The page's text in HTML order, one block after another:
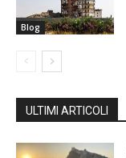
Blog
ULTIMI ARTICOLI